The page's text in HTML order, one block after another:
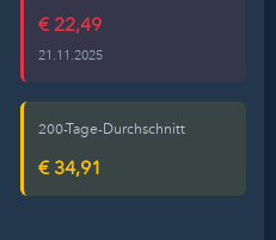
€ 22,49
21.11.2025
200-Tage-Durchschnitt
€ 34,91